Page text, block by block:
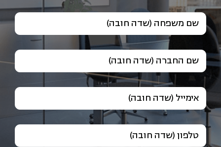
שם משפחה (שדה חובה)
שם החברה (שדה חובה)
אימייל (שדה חובה)
טלפון (שדה חובה)